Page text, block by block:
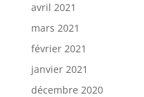
avril 2021
mars 2021
février 2021
janvier 2021
décembre 2020